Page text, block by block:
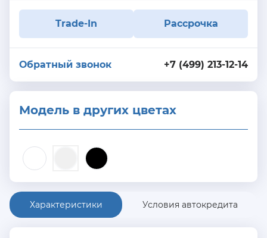
Trade-In Рассрочка
+7 (499) 213-12-14
Обратный звонок
Модель в других цветах
Характеристики Условия автокредита